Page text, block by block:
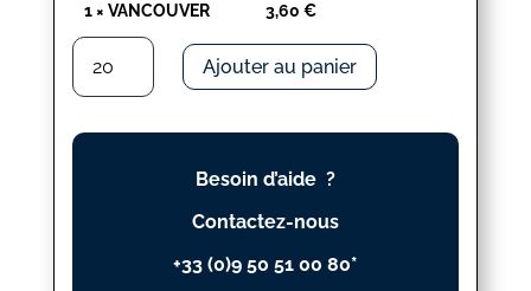
1× VANCOUVER 3,60 €
quantité
VANCOUVER
Ajouter au panier
Besoin d’aide ?
Contactez-nous
+33 (0)9 50 51 00 80*